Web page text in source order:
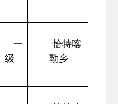
一
级
恰特喀
勒乡